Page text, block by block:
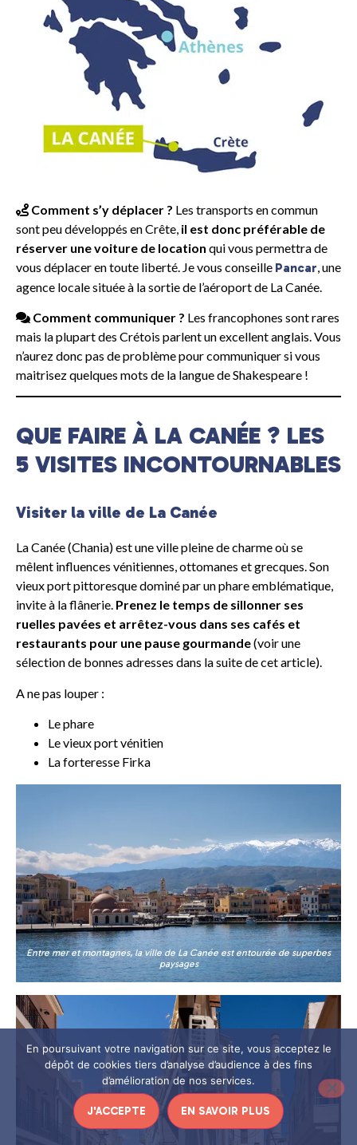
Comment s’y déplacer ? Les transports en commun
sont peu développés en Crête, il est donc préférable de
réserver une voiture de location qui vous permettra de
vous déplacer en toute liberté. Je vous conseille Pancar , une
agence locale située à la sortie de l’aéroport de La Canée.
Comment communiquer ? Les francophones sont rares
mais la plupart des Crétois parlent un excellent anglais. Vous
n’aurez donc pas de problème pour communiquer si vous
maitrisez quelques mots de la langue de Shakespeare !
QUE FAIRE À LA CANÉE ? LES
5 VISITES INCONTOURNABLES
Visiter la ville de La Canée
La Canée (Chania) est une ville pleine de charme où se
mêlent influences vénitiennes, ottomanes et grecques. Son
vieux port pittoresque dominé par un phare emblématique,
invite à la flânerie. Prenez le temps de sillonner ses
ruelles pavées et arrêtez-vous dans ses cafés et
restaurants pour une pause gourmande(voir une
sélection de bonnes adresses dans la suite de cet article).
A ne pas louper :
Le phare
Le vieux port vénitien
La forteresse Firka
Entre mer et montagnes, la ville de La Canée est entourée de superbes
paysages
En poursuivant votre navigation sur ce site, vous acceptez le
dépôt de cookies tiers d’analyse d’audience à des fins
d’amélioration de nos services.
J'ACCEPTE EN SAVOIR PLUS